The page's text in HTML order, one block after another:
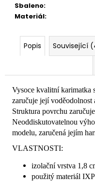
Sbaleno:
Materiál:
Popis Související
Vysoce kvalitní karimatka
zaručuje její
Struktura povrchu
Neoddiskutovatelnou
modelu, zaručená jejím
VLASTNOSTI:
izolační vrstva 1,8
použitý materiál